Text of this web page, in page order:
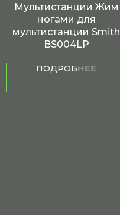
Мультистанции Жим
ногами для
мультистанции Smith
BS004LP
ПОДРОБНЕЕ